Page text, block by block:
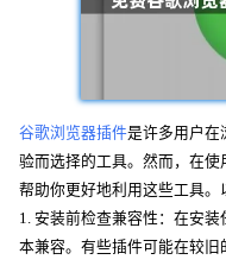
谷歌浏览器插件是许多用户在
验而选择的工具。然而，在
帮助你更好地利用这些工具。
1. 安装前检查兼容性：在安
本兼容。有些插件可能在较旧